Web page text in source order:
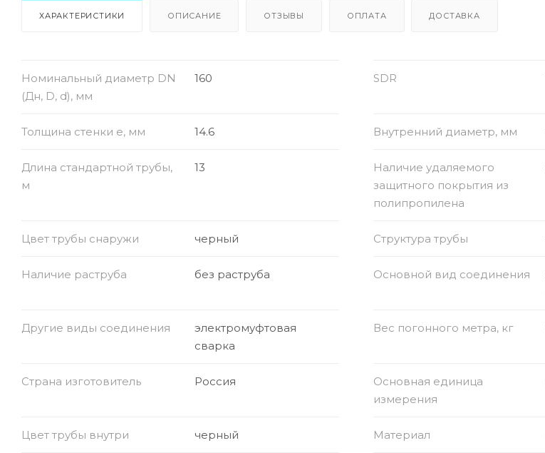
ХАРАКТЕРИСТИКИ ОПИСАНИЕ ОТЗЫВЫ ОПЛАТА ДОСТАВКА
Номинальный диаметр DN
(Дн, D, d), мм
160 SDR
Толщина стенки e, мм 14.6 Внутренний диаметр, мм
Длина стандартной трубы,
м
13
Наличие удаляемого
защитного покрытия из
полипропилена
Цвет трубы снаружи черный Структура трубы
Наличие раструба без раструба Основной вид соединения
Другие виды соединения
электромуфтовая
сварка
Вес погонного метра, кг
Страна изготовитель Россия
Основная единица
измерения
Цвет трубы внутри черный Материал